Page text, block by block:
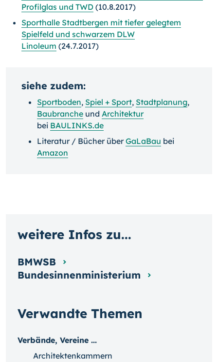
Profilglas und TWD (10.8.2017)
Sporthalle Stadtbergen mit tiefer gelegtem
Spielfeld und schwarzem DLW
Linoleum (24.7.2017)
siehe zudem:
Sportboden, Spiel + Sport, Stadtplanung,
Baubranche und Architektur
bei BAULINKS.de
Literatur / Bücher überGaLaBau bei
Amazon
Verwandte Themen
Verbände, Vereine ...
Architektenkammern
weitere Infos zu...
BMWSB
Bundesinnenministerium